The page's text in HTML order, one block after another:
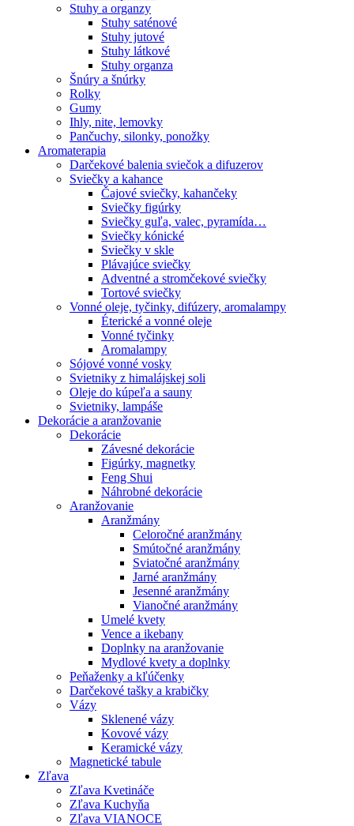
Stuhy a organzy
Stuhy saténové
Stuhy jutové
Stuhy látkové
Stuhy organza
Šnúry a šnúrky
Rolky
Gumy
Ihly, nite, lemovky
Pančuchy, silonky, ponožky
Aromaterapia
Darčekové balenia sviečok a difuzerov
Sviečky a kahance
Čajové sviečky, kahančeky
Sviečky figúrky
Sviečky guľa, valec, pyramída…
Sviečky kónické
Sviečky v skle
Plávajúce sviečky
Adventné a stromčekové sviečky
Tortové sviečky
Vonné oleje, tyčinky, difúzery, aromalampy
Éterické a vonné oleje
Vonné tyčinky
Aromalampy
Sójové vonné vosky
Svietniky z himalájskej soli
Oleje do kúpeľa a sauny
Svietniky, lampáše
Dekorácie a aranžovanie
Dekorácie
Závesné dekorácie
Figúrky, magnetky
Feng Shui
Náhrobné dekorácie
Aranžovanie
Aranžmány
Celoročné aranžmány
Smútočné aranžmány
Sviatočné aranžmány
Jarné aranžmány
Jesenné aranžmány
Vianočné aranžmány
Umelé kvety
Vence a ikebany
Doplnky na aranžovanie
Mydlové kvety a doplnky
Peňaženky a kľúčenky
Darčekové tašky a krabičky
Vázy
Sklenené vázy
Kovové vázy
Keramické vázy
Magnetické tabule
Zľava
Zľava Kvetináče
Zľava Kuchyňa
Zľava VIANOCE